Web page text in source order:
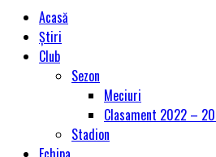
Acasă
Știri
Club
Sezon
Meciuri
Clasament 2022 –
Stadion